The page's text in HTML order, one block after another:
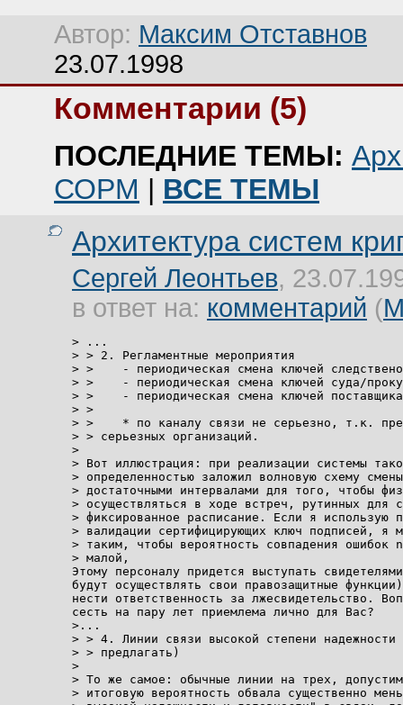
Автор: Максим Отставнов
23.07.1998
Комментарии (5)
ПОСЛЕДНИЕ ТЕМЫ:
СОРМ | ВСЕ ТЕМЫ
Архитектура систем
Сергей Леонтьев,
в ответ на: комментарий (
> ...
> > 2. Регламентные мероприятия
> >    - периодическая смена ключей
> >    - периодическая смена ключей суда/
> >    - периодическая смена ключей
> >
> >    * по каналу связи не серьезно, т.к.
> > серьезных организаций.
>
> Вот иллюстрация: при реализации системы
> определенностью заложил волновую схему
> достаточными интервалами для того, чтобы
> осуществляться в ходе встреч, рутинных для
> фиксированное расписание. Если я использую
> валидации сертифицирующих ключ подписей, я
> таким, чтобы вероятность совпадения ошибок
> малой,
Этому персоналу придется выступать
будут осуществлять свои правозащитные
нести ответственность за лжесвидетельство.
сесть на пару лет приемлема лично для Вас?
>...
> > 4. Линии связи высокой степени
> > предлагать)
>
> То же самое: обычные линии на трех,
> итоговую вероятность обвала существенно